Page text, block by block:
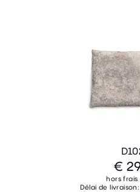
€
hors
Délai de